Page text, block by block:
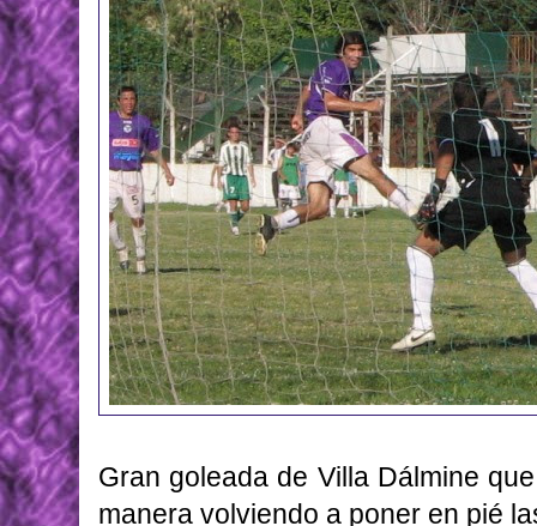
Gran goleada de Villa Dálmine
manera volviendo a poner en pié